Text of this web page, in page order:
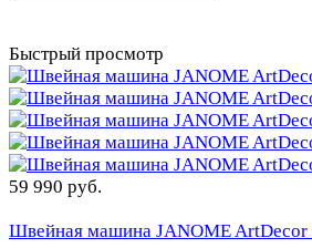
Быстрый просмотр
59 990 руб.
Швейная машина JANOME ArtDecor